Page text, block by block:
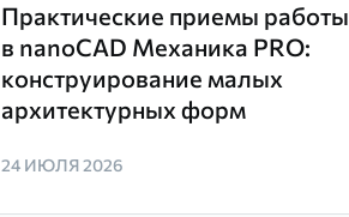
Практические приемы работы
в nanoCAD Механика PRO:
конструирование малых
архитектурных форм
24 ИЮЛЯ 2026